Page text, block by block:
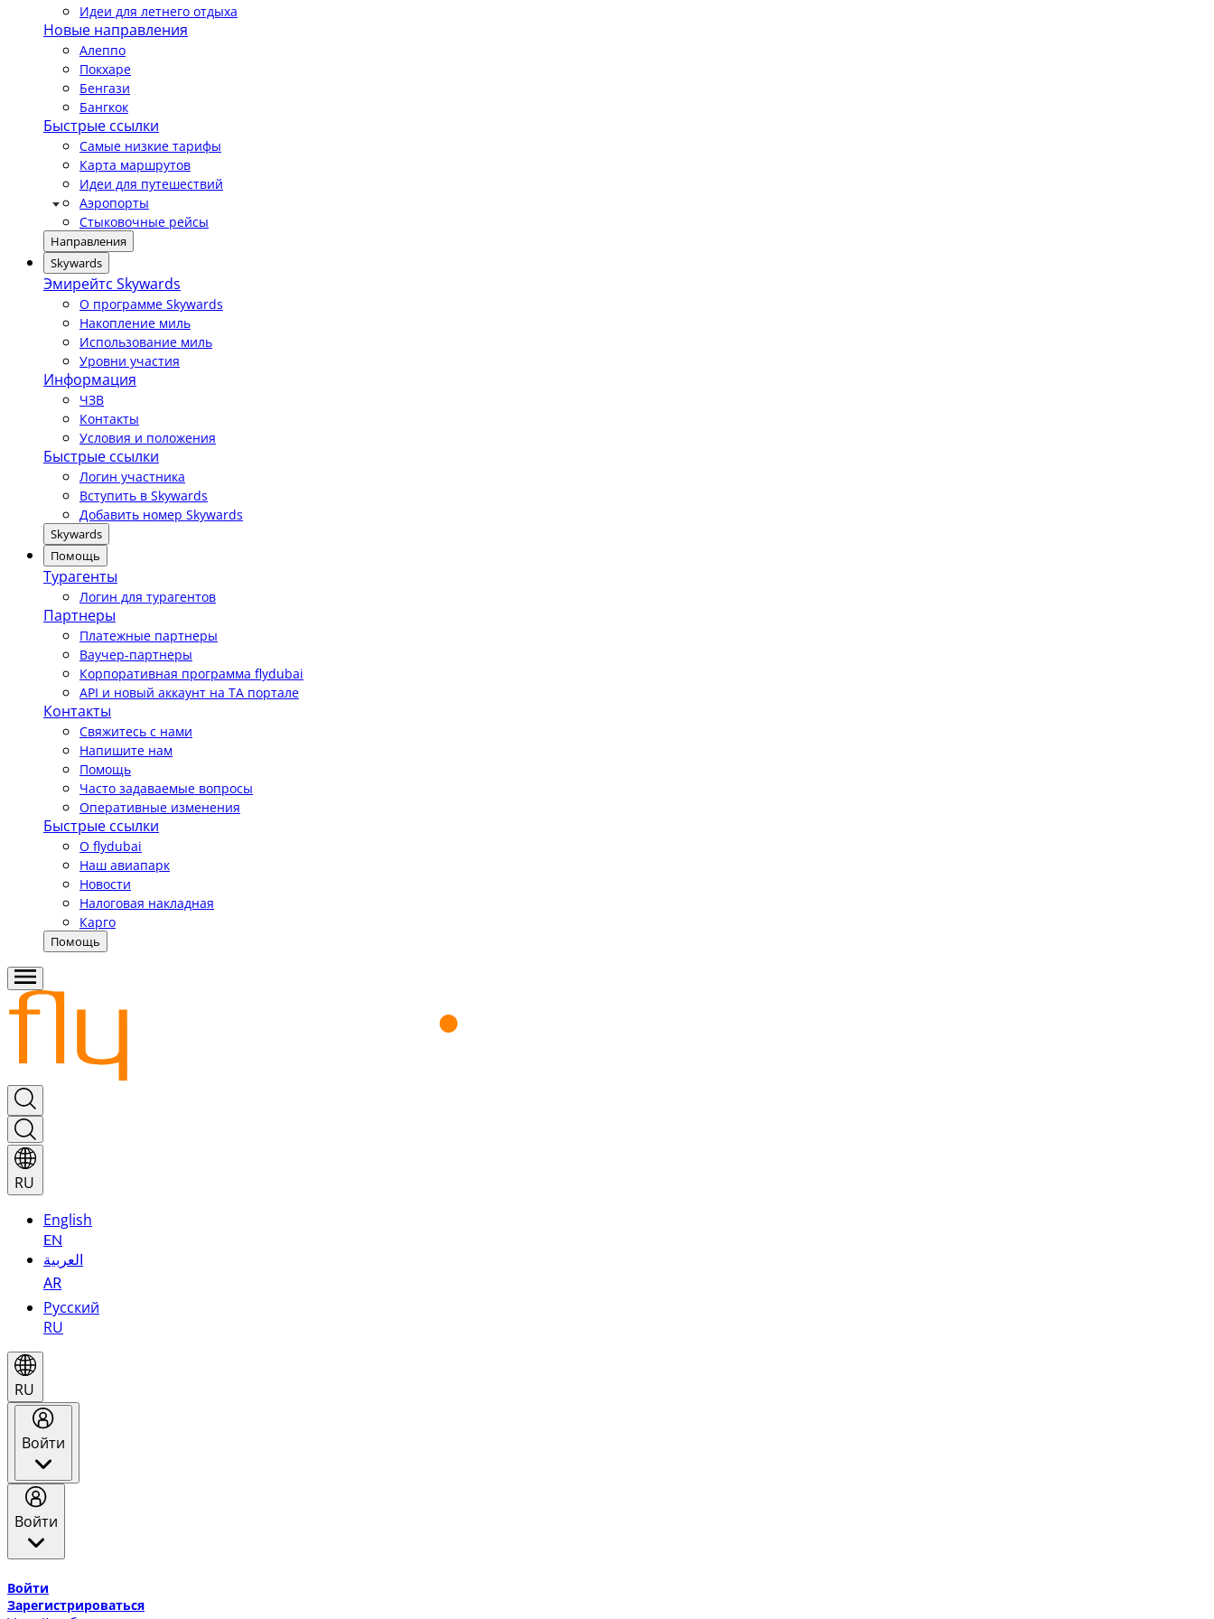
Идеи для летнего отдыха
Новые направления
Алеппо
Покхаре
Бенгази
Бангкок
Быстрые ссылки
Самые низкие тарифы
Карта маршрутов
Идеи для путешествий
Аэропорты
Стыковочные рейсы
Направления
Skywards
Эмирейтс Skywards
О программе Skywards
Накопление миль
Использование миль
Уровни участия
Информация
ЧЗВ
Контакты
Условия и положения
Быстрые ссылки
Логин участника
Вступить в Skywards
Добавить номер Skywards
Skywards
Помощь
Турагенты
Логин для турагентов
Партнеры
Платежные партнеры
Ваучер-партнеры
Корпоративная программа flydubai
API и новый аккаунт на TA портале
Контакты
Свяжитесь с нами
Напишите нам
Помощь
Часто задаваемые вопросы
Оперативные изменения
Быстрые ссылки
О flydubai
Наш авиапарк
Новости
Налоговая накладная
Карго
Помощь
RU
English
EN
العربية
AR
Русский
RU
RU
Войти
Войти
Войти
Зарегистрироваться